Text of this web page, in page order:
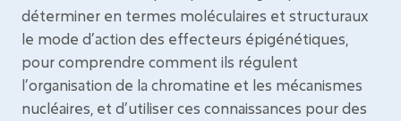
déterminer en termes moléculaires et structuraux
le mode d’action des effecteurs épigénétiques,
pour comprendre comment ils régulent
l’organisation de la chromatine et les mécanismes
nucléaires, et d’utiliser ces connaissances pour des